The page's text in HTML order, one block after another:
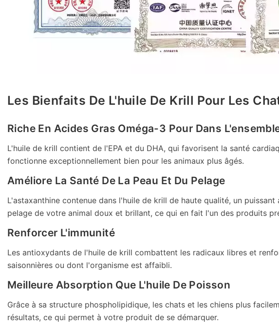
Les Bienfaits De L'huile De Krill Pour Les
Riche En Acides Gras Oméga-3 Pour Dans
L'huile de krill contient de l'EPA et du DHA, qui favorisent la santé
fonctionne exceptionnellement bien pour les animaux plus âgés.
Améliore La Santé De La Peau Et Du Pelage
L'astaxanthine contenue dans l'huile de krill de haute qualité, un
pelage de votre animal doux et brillant, ce qui en fait l'un des produits
Renforcer L'immunité
Les antioxydants de l'huile de krill combattent les radicaux libres et
saisonnières ou dont l'organisme est affaibli.
Meilleure Absorption Que L'huile De Poisson
Grâce à sa structure phospholipidique, les chats et les chiens plus
résultats, ce qui permet à votre produit de se démarquer.